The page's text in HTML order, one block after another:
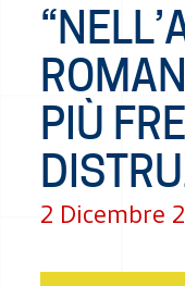
PIÙ
2 Dicembre